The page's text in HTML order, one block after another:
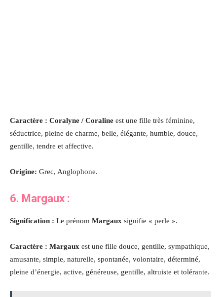
Caractère : Coralyne / Coraline est une fille très féminine,
séductrice, pleine de charme, belle, élégante, humble, douce,
gentille, tendre et affective.
Origine: Grec, Anglophone.
6. Margaux :
Signification : Le prénom Margaux signifie « perle ».
Caractère : Margaux est une fille douce, gentille, sympathique,
amusante, simple, naturelle, spontanée, volontaire, déterminé,
pleine d’énergie, active, généreuse, gentille, altruiste et tolérante.